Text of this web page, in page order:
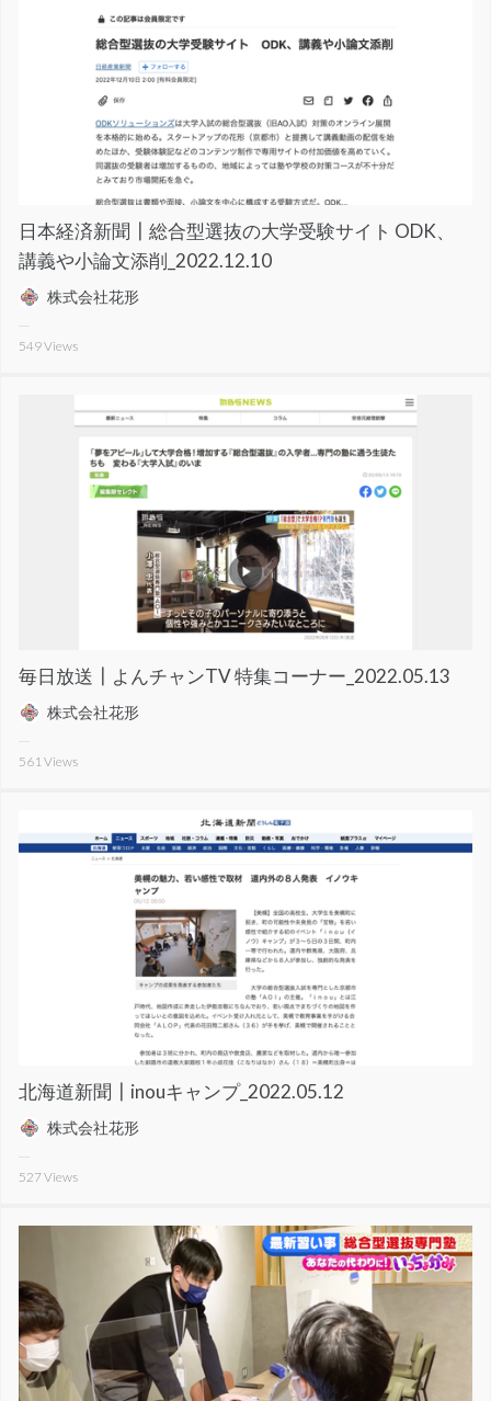
日本経済新聞┃総合型選抜の大学受験サイト ODK、
講義や小論文添削_2022.12.10
株式会社花形
549Views
毎日放送┃よんチャンTV 特集コーナー_2022.05.13
株式会社花形
561 Views
北海道新聞┃inouキャンプ_2022.05.12
株式会社花形
527Views